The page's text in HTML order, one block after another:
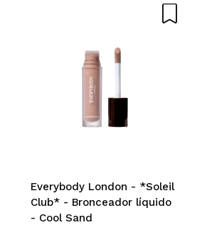
Everybody London - *Soleil
Club* - Bronceador líquido
- Cool Sand